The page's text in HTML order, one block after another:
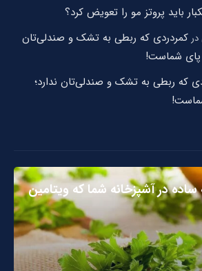
باید پروتز مو را تعویض کرد؟
در کمردردی که ربطی به تشک و صندلی‌تان
پای شماست!
که ربطی به تشک و صندلی‌تان ندارد؛
ساده در آشپزخانه شما که ویتامین